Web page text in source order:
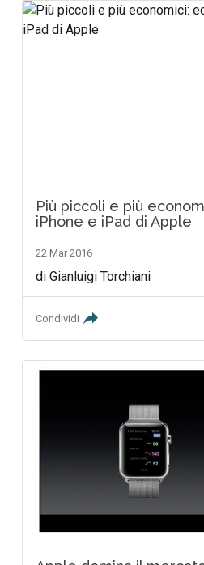
Più piccoli e più
iPhone e iPad di Apple
22 Mar 2016
di Gianluigi Torchiani
Condividi